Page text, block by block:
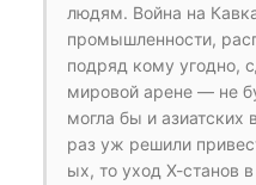
людям. Война на
промышленности,
подряд кому угодно,
мировой арене — не
могла бы и азиатских
раз уж решили
ых, то уход Х-станов